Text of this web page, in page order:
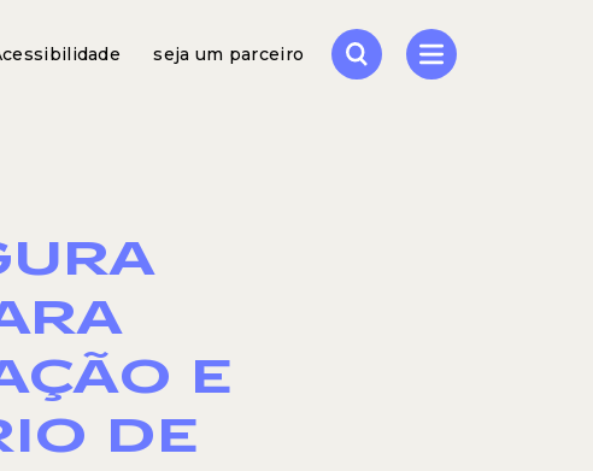
seja um parceiro
E
DE